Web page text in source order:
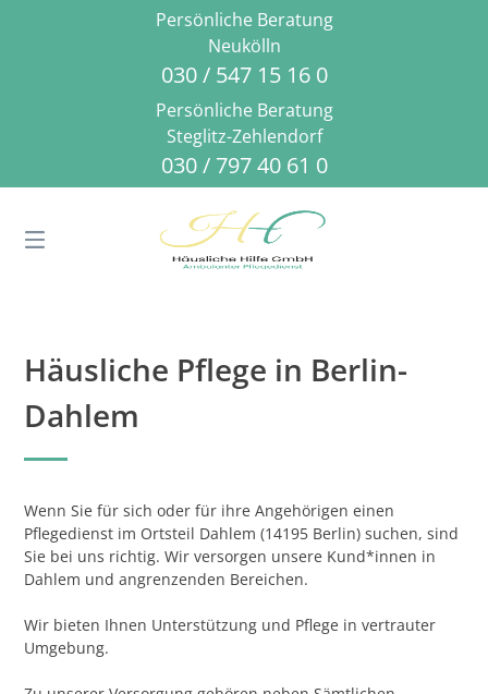
Persönliche Beratung
Neukölln
030 / 547 15 16 0
Persönliche Beratung
Steglitz-Zehlendorf
030 / 797 40 61 0
Häusliche Pflege in Berlin-
Dahlem
Wenn Sie für sich oder für ihre Angehörigen einen
Pflegedienst im Ortsteil Dahlem (14195 Berlin) suchen, sind
Sie bei uns richtig. Wir versorgen unsere Kund*innen in
Dahlem und angrenzenden Bereichen.
Wir bieten Ihnen Unterstützung und Pflege in vertrauter
Umgebung.